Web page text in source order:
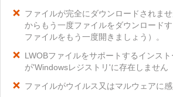
ファイルが完全にダウンロードされま
からもう一度ファイルをダウンロード
ファイルをもう一度開きましょう）。
LWOBファイルをサポートするインス
が'Windowsレジストリ'に存在しません
ファイルがウイルス又はマルウェアに